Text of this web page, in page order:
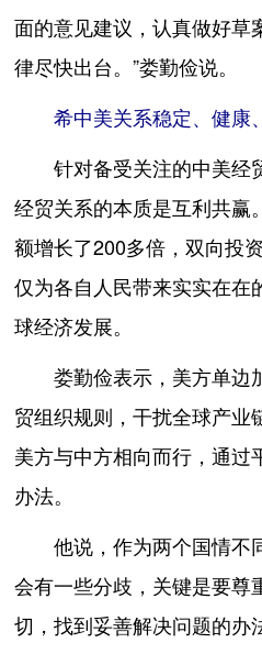
面的意见建议，认真做好草
律尽快出台。”娄勤俭说。
希中美关系稳定、健康
针对备受关注的中美经
经贸关系的本质是互利共赢
额增长了200多倍，双向投
仅为各自人民带来实实在在
球经济发展。
娄勤俭表示，美方单边
贸组织规则，干扰全球产业
美方与中方相向而行，通过
办法。
他说，作为两个国情不
会有一些分歧，关键是要尊
切，找到妥善解决问题的办